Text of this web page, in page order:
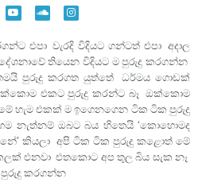
එපා. වැරදි විදියට ගන්ටත් එපා. අදාල
තියෙන විදියට ම පුරුදු කරගන්න.
පුරුදු කරගත යුත්තේ. ධර්මය ගොඩක්
එකට පුරුදු කරන්ට බෑ. ඔක්කොම
හැම එකක් ම ඉගෙනගෙන ටික ටික පුරුදු
නැත්නම් ඔබට බය හිතෙයි ‘කොහොමද
කියලා. අපි ටික ටික පුරුදු කළොත් මේ
එනවා. එතකොට අප තුල බිය සැක නෑ.
කරගන්න.